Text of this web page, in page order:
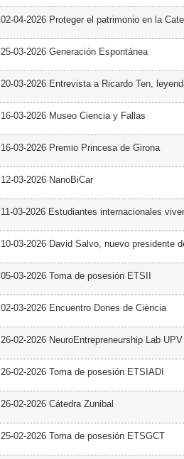
02-04-2026 Proteger el patrimonio en la
25-03-2026 Generación Espontánea
20-03-2026 Entrevista a Ricardo Ten,
16-03-2026 Museo Ciencia y Fallas
16-03-2026 Premio Princesa de Girona
12-03-2026 NanoBiCar
11-03-2026 Estudiantes internacionales
10-03-2026 David Salvo, nuevo presidente
05-03-2026 Toma de posesión ETSII
02-03-2026 Encuentro Dones de Ciència
26-02-2026 NeuroEntrepreneurship Lab UPV
26-02-2026 Toma de posesión ETSIADI
26-02-2026 Cátedra Zunibal
25-02-2026 Toma de posesión ETSGCT